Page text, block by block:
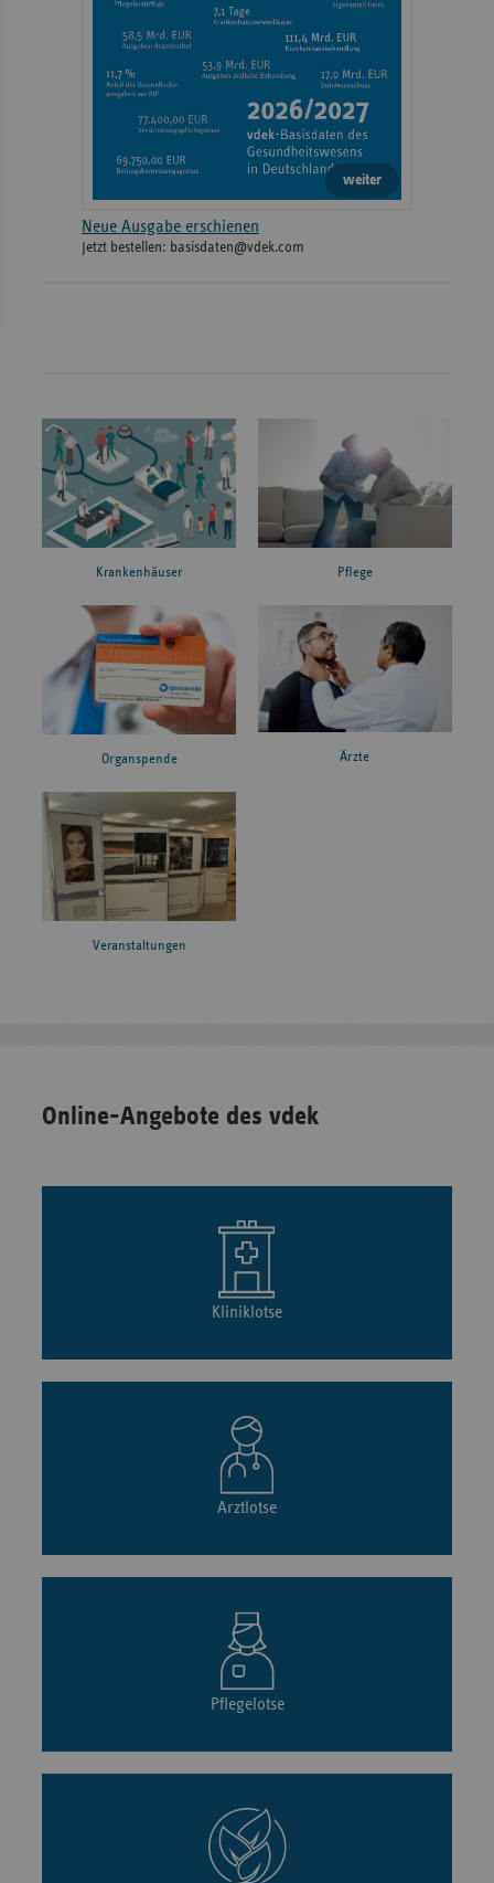
weiter
Neue Ausgabe erschienen
Jetzt bestellen: basisdaten@vdek.com
Krankenhäuser Pflege
Organspende Ärzte
Veranstaltungen
Online-Angebote des vdek
Kliniklotse
Arztlotse
Pflegelotse